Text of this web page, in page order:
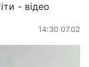
- відео
14:30 07.02